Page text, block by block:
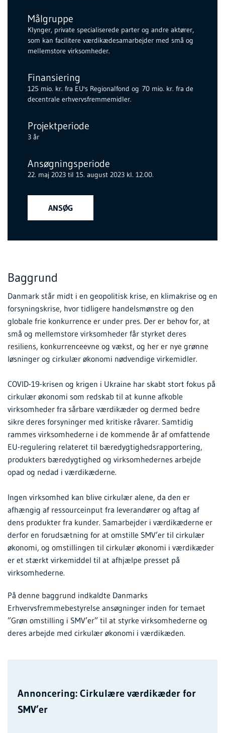
Målgruppe
Klynger, private specialiserede parter og andre aktører,
som kan facilitere værdikædesamarbejder med små og
mellemstore virksomheder.
Finansiering
125 mio. kr. fra EU's Regionalfond og 70 mio. kr. fra de
decentrale erhvervsfremmemidler.
Projektperiode
3 år
Ansøgningsperiode
22. maj 2023 til 15. august 2023 kl. 12.00.
ANSØG
Baggrund
Danmark står midt i en geopolitisk krise, en klimakrise og en
forsyningskrise, hvor tidligere handelsmønstre og den
globale frie konkurrence er under pres. Der er behov for, at
små og mellemstore virksomheder får styrket deres
resiliens, konkurrenceevne og vækst, og her er nye grønne
løsninger og cirkulær økonomi nødvendige virkemidler.
COVID-19-krisen og krigen i Ukraine har skabt stort fokus på
cirkulær økonomi som redskab til at kunne afkoble
virksomheder fra sårbare værdikæder og dermed bedre
sikre deres forsyninger med kritiske råvarer. Samtidig
rammes virksomhederne i de kommende år af omfattende
EU-regulering relateret til bæredygtighedsrapportering,
produkters bæredygtighed og virksomhedernes arbejde
opad og nedad i værdikæderne.
Ingen virksomhed kan blive cirkulær alene, da den er
afhængig af ressourceinput fra leverandører og aftag af
dens produkter fra kunder. Samarbejder i værdikæderne er
derfor en forudsætning for at omstille SMV’er til cirkulær
økonomi, og omstillingen til cirkulær økonomi i værdikæder
er et stærkt virkemiddel til at afhjælpe presset på
virksomhederne.
På denne baggrund indkaldte Danmarks
Erhvervsfremmebestyrelse ansøgninger inden for temaet
”Grøn omstilling i SMV’er” til at styrke virksomhederne og
deres arbejde med cirkulær økonomi i værdikæden.
Annoncering: Cirkulære værdikæder for
SMV’er